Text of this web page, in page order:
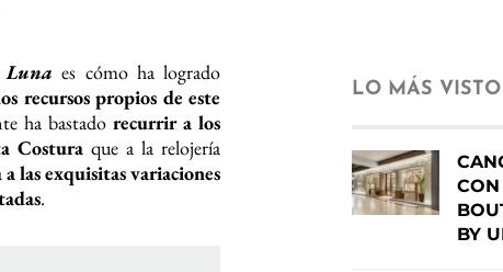
Luna es cómo ha logrado
recursos propios de este
ha bastado recurrir a los
Costura que a la relojería
las exquisitas variaciones
.
LO MÁS VISTO
BY